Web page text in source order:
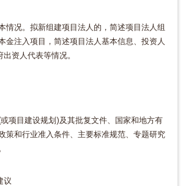
情况。拟新组建项目法人的，简述项目法人组
金注入项目，简述项目法人基本信息、投资人
资人代表等情况。
项目建设规划)及其批复文件、国家和地方有
策和行业准入条件、主要标准规范、专题研究
议